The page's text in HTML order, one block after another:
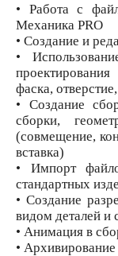
• Работа с
Механика PRO
• Создание и
•
фаска,
• Создание
сборки,
(совмещение,
вставка)
• Импорт
стандартных
• Создание
видом деталей и
• Анимация в
•